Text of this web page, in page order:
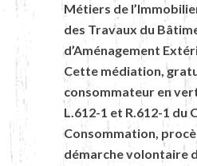
Métiers de
des Travaux du
d’Aménagement
Cette médiation,
consommateur en
L.612-1 et R.612-1 du
Consommation,
démarche volontaire